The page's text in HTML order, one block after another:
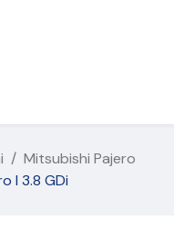
Mitsubishi Pajero
I 3.8 GDi